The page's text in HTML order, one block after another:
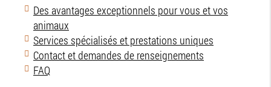
Des avantages exceptionnels pour vous et vos
animaux
Services spécialisés et prestations uniques
Contact et demandes de renseignements
FAQ